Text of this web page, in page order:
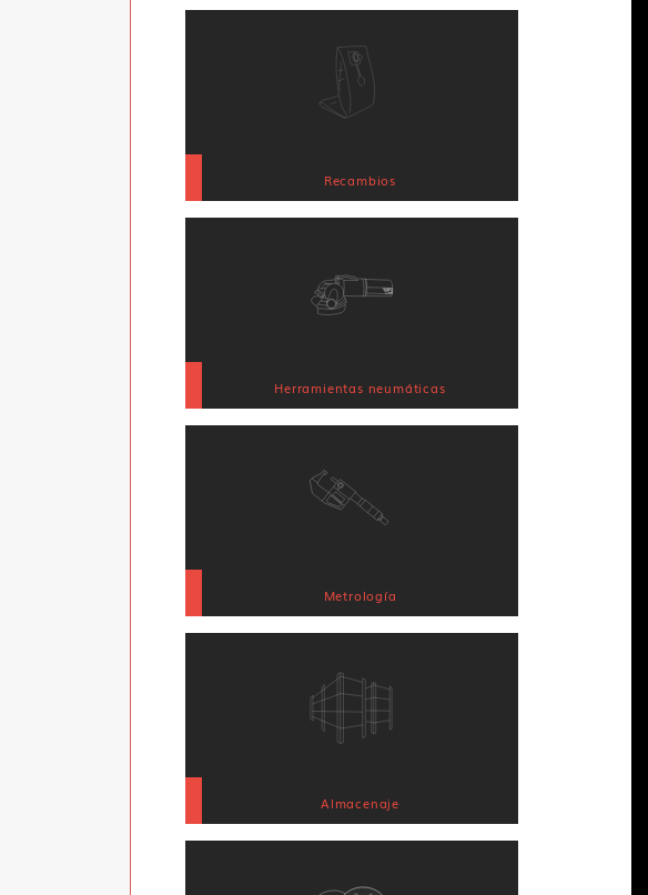
Recambios
Herramientas neumáticas
Metrología
Almacenaje